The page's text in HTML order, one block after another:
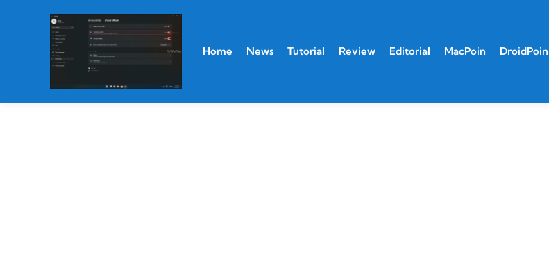
Home News Tutorial Review Editorial MacPoin DroidPoin